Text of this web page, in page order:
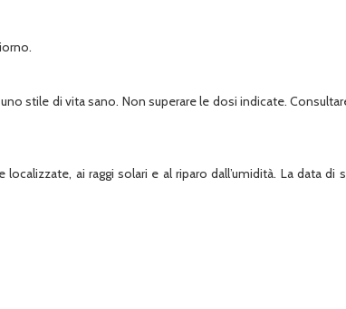
stile di vita sano. Non superare le dosi indicate.
ai raggi solari e al riparo dall’umidità. La data